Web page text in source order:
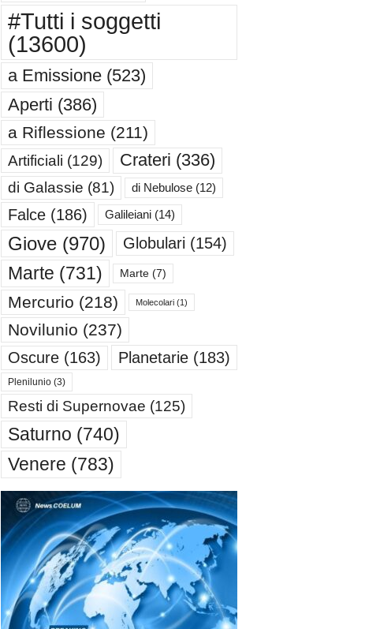
#Tutti i soggetti
(13600)
a Emissione(523)
Aperti (386)
a Riflessione (211)
Artificiali (129) Crateri (336)
di Galassie (81) di Nebulose(12)
Falce(186) Galileiani(14)
Giove(970) Globulari (154)
Marte (731) Marte(7)
Mercurio (218) Molecolari(1)
Novilunio (237)
Oscure(163) Planetarie(183)
Plenilunio(3)
Resti di Supernovae (125)
Saturno (740)
Venere (783)